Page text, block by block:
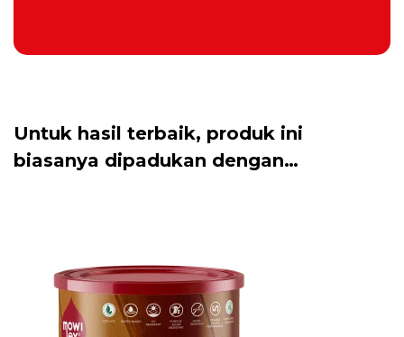
Untuk hasil terbaik, produk ini
biasanya dipadukan dengan…